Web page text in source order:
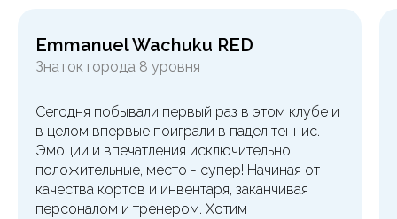
Emmanuel Wachuku RED
Знаток города 8 уровня
Сегодня побывали первый раз в этом клубе и
в целом впервые поиграли в падел теннис.
Эмоции и впечатления исключительно
положительные, место - супер! Начиная от
качества кортов и инвентаря, заканчивая
персоналом и тренером. Хотим